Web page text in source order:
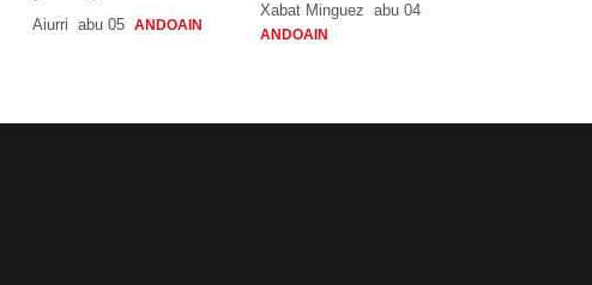
Aiurri abu 05 ANDOAIN
Xabat Minguez abu 04
ANDOAIN